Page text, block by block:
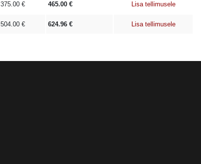
375.00 € 465.00 € Lisa tellimusele
504.00 € 624.96 € Lisa tellimusele